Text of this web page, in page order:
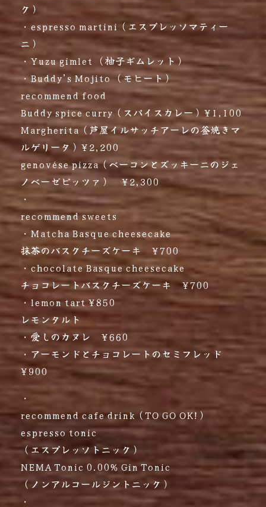
ク）
・espresso martini（エスプレッソマティー
ニ）
・Yuzu gimlet （柚子ギムレット）
・Buddy’s Mojito （モヒート）
recommend food
Buddy spice curry（スパイスカレー）¥1,100
Margherita（芦屋イルサッチアーレの釜焼きマ
ルゲリータ）¥2,200
genovése pizza（ベーコンとズッキーニのジェ
ノベーゼピッツァ） ¥2,300
・
recommend sweets
・Matcha Basque cheesecake
抹茶のバスクチーズケーキ ¥700
・chocolate Basque cheesecake
チョコレートバスクチーズケーキ ¥700
・lemon tart ¥850
レモンタルト
・愛しのカヌレ ¥660
・アーモンドとチョコレートのセミフレッド
¥900
・
recommend cafe drink（TO GO OK!）
espresso tonic
（エスプレッソトニック）
NEMA Tonic 0.00% Gin Tonic
（ノンアルコールジントニック）
・